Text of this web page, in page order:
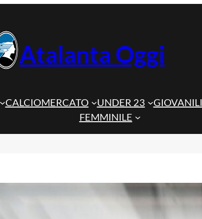
Atalanta Oggi
CALCIOMERCATO UNDER 23 GIOVANILI
FEMMINILE